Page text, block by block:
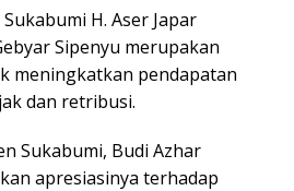
H. Aser Japar
Sipenyu merupakan
meningkatkan pendapatan
dan retribusi.
Sukabumi, Budi Azhar
apresiasinya terhadap